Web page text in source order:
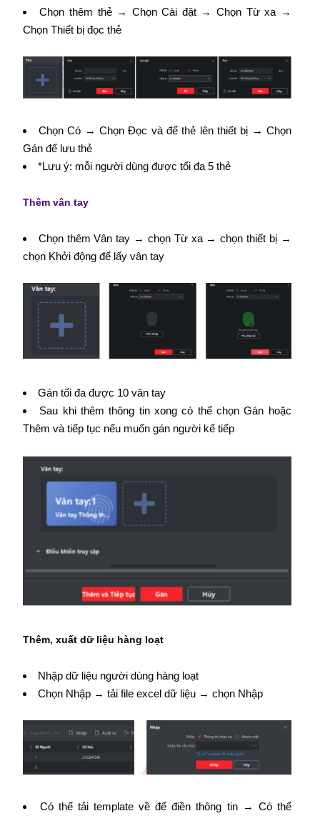
Chọn thêm thẻ → Chọn Cài đặt → Chọn Từ xa →
Chọn Thiết bị đọc thẻ
Chọn Có → Chọn Đọc và để thẻ lên thiết bị → Chọn
Gán để lưu thẻ
*Lưu ý: mỗi người dùng được tối đa 5 thẻ
Thêm vân tay
Chọn thêm Vân tay → chọn Từ xa → chọn thiết bị →
chọn Khởi động để lấy vân tay
Gán tối đa được 10 vân tay
Sau khi thêm thông tin xong có thể chọn Gán hoặc
Thêm và tiếp tục nếu muốn gán người kế tiếp
Thêm, xuất dữ liệu hàng loạt
Nhập dữ liệu người dùng hàng loạt
Chọn Nhập → tải file excel dữ liệu → chọn Nhập
Có thể tải template về để điền thông tin → Có thể